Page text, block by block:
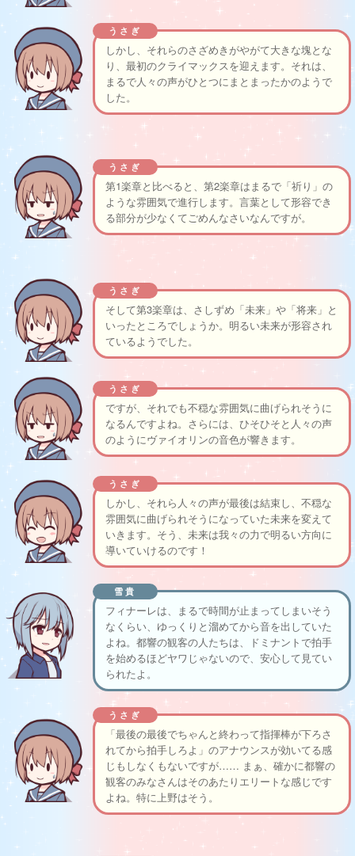
うさぎ
しかし、それらのさざめきがやがて大きな塊とな
り、最初のクライマックスを迎えます。それは、
まるで人々の声がひとつにまとまったかのようで
した。
うさぎ
第1楽章と比べると、第2楽章はまるで「祈り」の
ような雰囲気で進行します。言葉として形容でき
る部分が少なくてごめんなさいなんですが。
うさぎ
そして第3楽章は、さしずめ「未来」や「将来」と
いったところでしょうか。明るい未来が形容され
ているようでした。
うさぎ
ですが、それでも不穏な雰囲気に曲げられそうに
なるんですよね。さらには、ひそひそと人々の声
のようにヴァイオリンの音色が響きます。
うさぎ
しかし、それら人々の声が最後は結束し、不穏な
雰囲気に曲げられそうになっていた未来を変えて
いきます。そう、未来は我々の力で明るい方向に
導いていけるのです！
雪貴
フィナーレは、まるで時間が止まってしまいそう
なくらい、ゆっくりと溜めてから音を出していた
よね。都響の観客の人たちは、ドミナントで拍手
を始めるほどヤワじゃないので、安心して見てい
られたよ。
うさぎ
「最後の最後でちゃんと終わって指揮棒が下ろさ
れてから拍手しろよ」のアナウンスが効いてる感
じもしなくもないですが…… まぁ、確かに都響の
観客のみなさんはそのあたりエリートな感じです
よね。特に上野はそう。